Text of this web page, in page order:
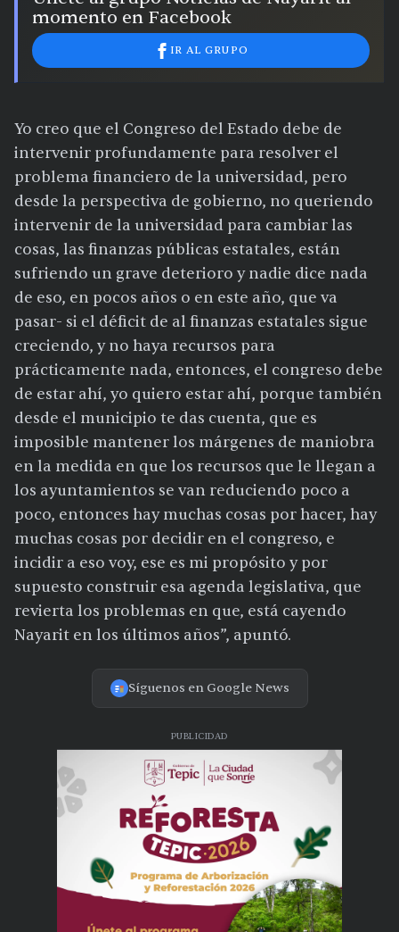
momento en Facebook
IR AL GRUPO
Yo creo que el Congreso del Estado debe de
intervenir profundamente para resolver el
problema financiero de la universidad, pero
desde la perspectiva de gobierno, no queriendo
intervenir de la universidad para cambiar las
cosas, las finanzas públicas estatales, están
sufriendo un grave deterioro y nadie dice nada
de eso, en pocos años o en este año, que va
pasar- si el déficit de al finanzas estatales sigue
creciendo, y no haya recursos para
prácticamente nada, entonces, el congreso debe
de estar ahí, yo quiero estar ahí, porque también
desde el municipio te das cuenta, que es
imposible mantener los márgenes de maniobra
en la medida en que los recursos que le llegan a
los ayuntamientos se van reduciendo poco a
poco, entonces hay muchas cosas por hacer, hay
muchas cosas por decidir en el congreso, e
incidir a eso voy, ese es mi propósito y por
supuesto construir esa agenda legislativa, que
revierta los problemas en que, está cayendo
Nayarit en los últimos años”, apuntó.
Síguenos en Google News
PUBLICIDAD